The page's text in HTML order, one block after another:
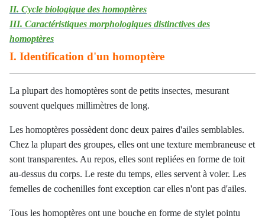
II. Cycle biologique des homoptères
III. Caractéristiques morphologiques distinctives des
homoptères
I. Identification d'un homoptère
La plupart des homoptères sont de petits insectes, mesurant
souvent quelques millimètres de long.
Les homoptères possèdent donc deux paires d'ailes semblables.
Chez la plupart des groupes, elles ont une texture membraneuse et
sont transparentes. Au repos, elles sont repliées en forme de toit
au-dessus du corps. Le reste du temps, elles servent à voler. Les
femelles de cochenilles font exception car elles n'ont pas d'ailes.
Tous les homoptères ont une bouche en forme de stylet pointu